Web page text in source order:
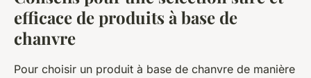
efficace de produits à base de
chanvre
Pour choisir un produit à base de chanvre de manière